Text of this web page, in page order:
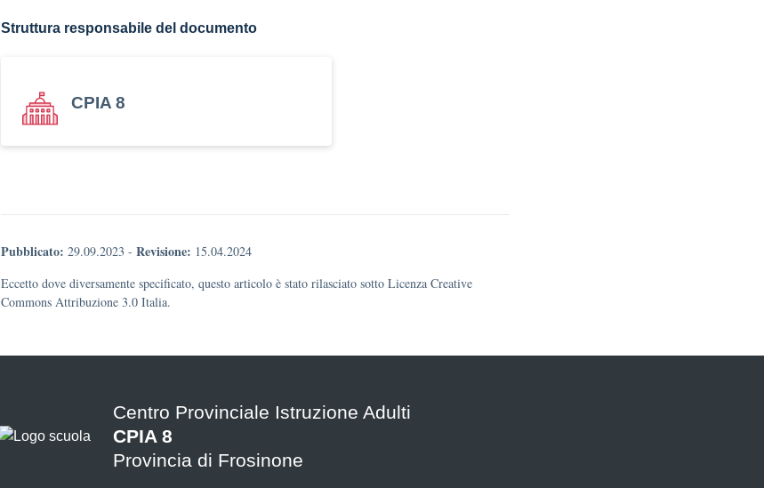
Struttura responsabile del documento
CPIA 8
Pubblicato: 29.09.2023 - Revisione: 15.04.2024
Eccetto dove diversamente specificato, questo articolo è stato rilasciato sotto Licenza Creative
Commons Attribuzione 3.0 Italia.
Centro Provinciale Istruzione Adulti
CPIA 8
Provincia di Frosinone